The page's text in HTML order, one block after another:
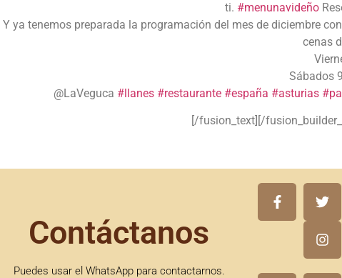
ti. #menunavideño
Y ya tenemos preparada la programación del mes de diciembre
cenas
Sábados
@LaVeguca #llanes #restaurante #españa #asturias #
[/fusion_text][/
Contáctanos
Puedes usar el WhatsApp para contactarnos.